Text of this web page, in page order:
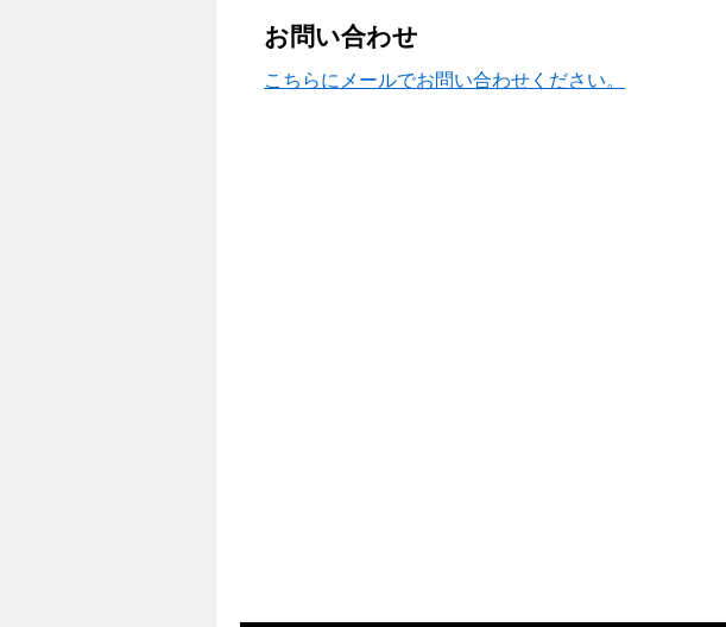
お問い合わせ
こちらにメールでお問い合わせください。